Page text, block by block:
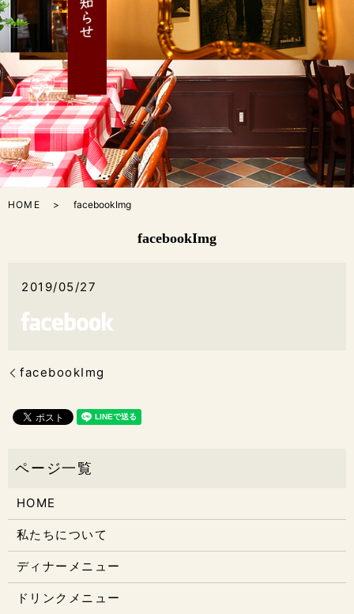
HOME facebookImg
facebookImg
2019/05/27
facebookImg
HOME
私たちについて
ディナーメニュー
ドリンクメニュー